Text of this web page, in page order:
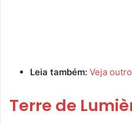
Leia também: Veja
Terre de